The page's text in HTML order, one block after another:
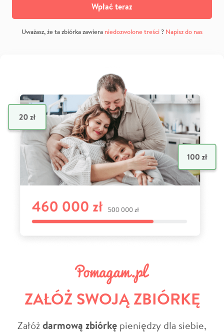
Wpłać teraz
Uważasz, że ta zbiórka zawiera niedozwolone treści? Napisz do nas
ZAŁÓŻ SWOJĄ ZBIÓRKĘ
Załóżdarmową zbiórkę pieniędzy dla siebie,